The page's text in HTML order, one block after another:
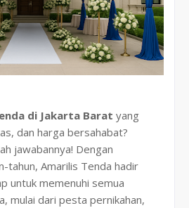
di Jakarta Barat yang
dan harga bersahabat?
jawabannya! Dengan
tahun, Amarilis Tenda hadir
untuk memenuhi semua
mulai dari pesta pernikahan,